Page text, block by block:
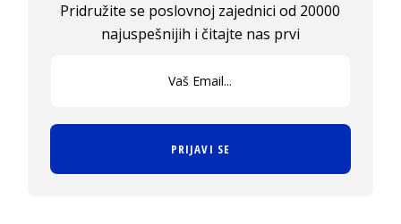
Pridružite se poslovnoj zajednici od 20000
najuspešnijih i čitajte nas prvi
PRIJAVI SE